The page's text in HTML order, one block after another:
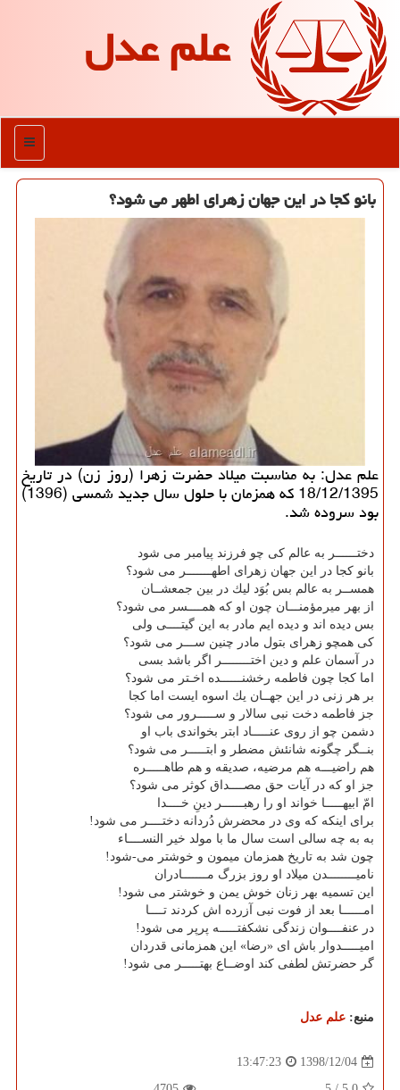
علم عدل
منو
بانو كجا در این جهان زهرای اطهر می شود؟
علم عدل: به مناسبت میلاد حضرت زهرا (روز زن) در تاریخ
18/12/1395 كه همزمان با حلول سال جدید شمسی (1396)
بود سروده شد.
دختــــــر به عالم كی چو فرزند پیامبر می شود
بانو كجا در این جهان زهرای اطهـــــــر می شود؟
همســر به عالم بس بُوَد لیك در بین جمعشــان
از بهر میرمؤمنـــان چون او كه همــــسر می شود؟
بس دیده اند و دیده ایم مادر به این گیتــــی ولی
كی همچو زهرای بتول مادر چنین ســـر می شود؟
در آسمان علم و دین اختــــــــر اگر باشد بسی
اما كجا چون فاطمه رخشنــــــده اخـتر می شود؟
بر هر زنی در این جهــان یك اسوه ایست اما كجا
جز فاطمه دخت نبی سالار و ســـــرور می شود؟
دشمن چو از روی عنـــــاد ابتر بخواندی باب او
بنــگر چگونه شانئش مضطر و ابتـــــر می شود؟
هم راضیـــه هم مرضیه، صدیقه و هم طاهـــــره
جز او كه در آیات حق مصــــداق كوثر می شود؟
امّ ابیهـــــا خواند او را رهبــــــر دینِ خــــدا
برای اینكه كه وی در محضرش دُردانه دختــــر می شود!
به به چه سالی است سال ما با مولد خیر النســــاء
چون شد به تاریخ همزمان میمون و خوشتر می-شود!
نامیــــــــدن میلاد او روز بزرگ مـــــــادران
این تسمیه بهر زنان خوش یمن و خوشتر می شود!
امــــــا بعد از فوت نبی آزرده اش كردند تــــا
در عنفــــوان زندگی نشكفتـــــه پرپر می شود!
امیـــــدوار باش ای «رضا» این همزمانی قدردان
گر حضرتش لطفی كند اوضــاع بهتـــــر می شود!
منبع: علم عدل
1398/12/04
13:47:23